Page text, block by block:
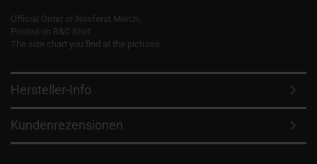
Official Order of Nosferat Merch.
Printed on B&C Shirt
The size chart you find at the pictures.
Hersteller-Info
Kundenrezensionen